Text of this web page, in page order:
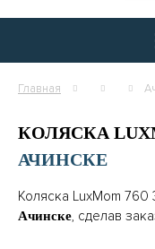
Главная
КОЛЯСКА
АЧИНСКЕ
Коляска LuxMom 760
Ачинске, сделав